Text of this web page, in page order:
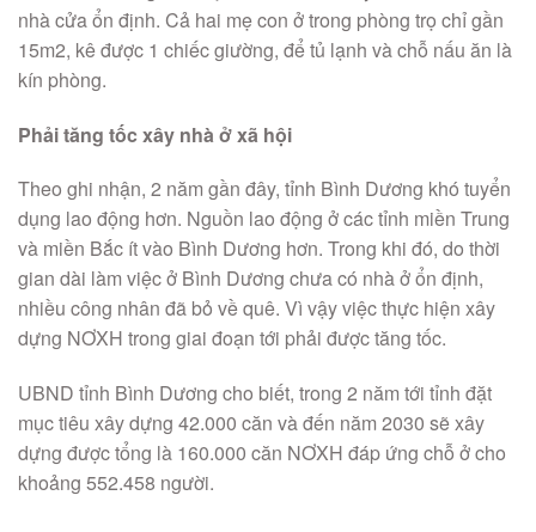
nhà cửa ổn định. Cả hai mẹ con ở trong phòng trọ chỉ gần
15m2, kê được 1 chiếc giường, để tủ lạnh và chỗ nấu ăn là
kín phòng.
Phải tăng tốc xây nhà ở xã hội
Theo ghi nhận, 2 năm gần đây, tỉnh Bình Dương khó tuyển
dụng lao động hơn. Nguồn lao động ở các tỉnh miền Trung
và miền Bắc ít vào Bình Dương hơn. Trong khi đó, do thời
gian dài làm việc ở Bình Dương chưa có nhà ở ổn định,
nhiều công nhân đã bỏ về quê. Vì vậy việc thực hiện xây
dựng NƠXH trong giai đoạn tới phải được tăng tốc.
UBND tỉnh Bình Dương cho biết, trong 2 năm tới tỉnh đặt
mục tiêu xây dựng 42.000 căn và đến năm 2030 sẽ xây
dựng được tổng là 160.000 căn NƠXH đáp ứng chỗ ở cho
khoảng 552.458 người.